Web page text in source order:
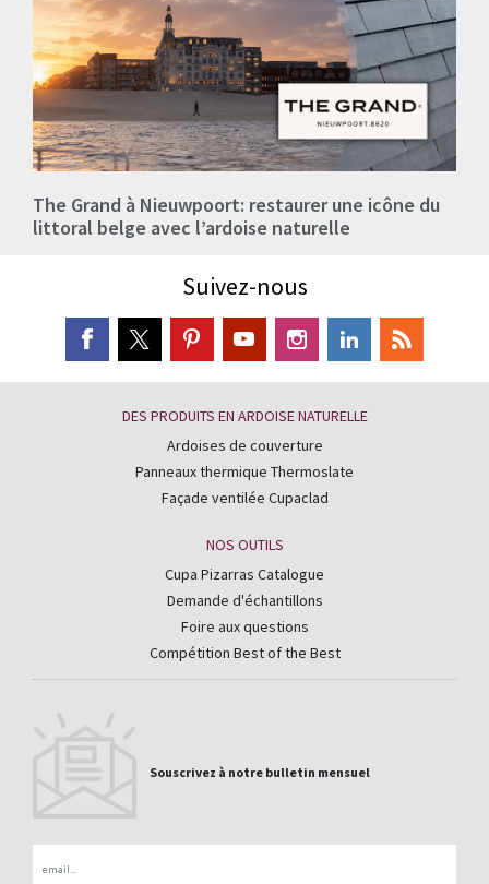
The Grand à Nieuwpoort: restaurer une icône du
littoral belge avec l’ardoise naturelle
Suivez-nous
DES PRODUITS EN ARDOISE NATURELLE
Ardoises de couverture
Panneaux thermique Thermoslate
Façade ventilée Cupaclad
NOS OUTILS
Cupa Pizarras Catalogue
Demande d'échantillons
Foire aux questions
Compétition Best of the Best
Souscrivez à notre bulletin mensuel